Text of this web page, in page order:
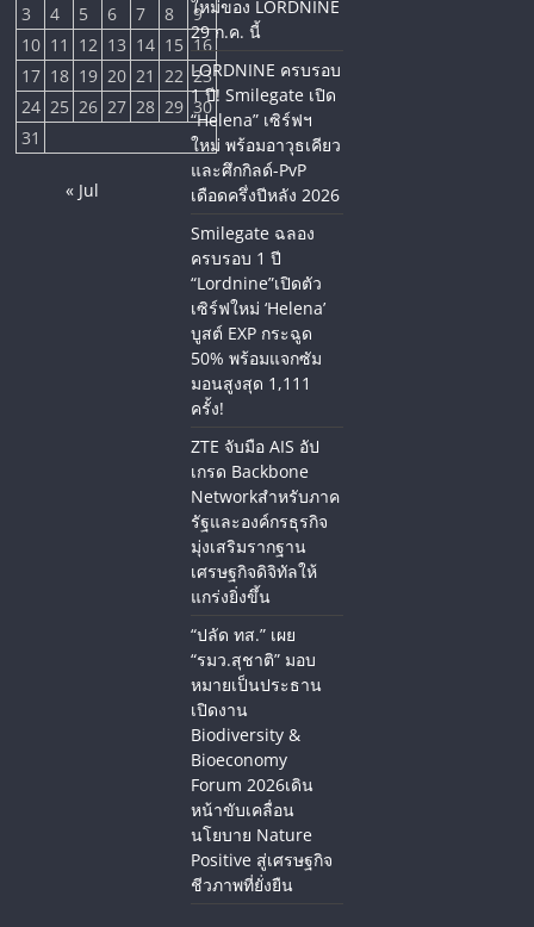
3
4 5 6 7 8
9
10 11 12 13 14 15 16
17 18 19 20 21 22 23
24 25 26 27 28 29 30
31
« Jul
ใหม่ของ LORDNINE
29 ก.ค. นี้
LORDNINE ครบรอบ
1 ปี! Smilegate เปิด
“Helena” เซิร์ฟฯ
ใหม่ พร้อมอาวุธเคียว
และศึกกิลด์-PvP
เดือดครึ่งปีหลัง 2026
Smilegate ฉลอง
ครบรอบ 1 ปี
“Lordnine”เปิดตัว
เซิร์ฟใหม่ ‘Helena’
บูสต์ EXP กระฉูด
50% พร้อมแจกซัม
มอนสูงสุด 1,111
ครั้ง!
ZTE จับมือ AIS อัป
เกรด Backbone
Networkสำหรับภาค
รัฐและองค์กรธุรกิจ
มุ่งเสริมรากฐาน
เศรษฐกิจดิจิทัลให้
แกร่งยิ่งขึ้น
“ปลัด ทส.” เผย
“รมว.สุชาติ” มอบ
หมายเป็นประธาน
เปิดงาน
Biodiversity &
Bioeconomy
Forum 2026เดิน
หน้าขับเคลื่อน
นโยบาย Nature
Positive สู่เศรษฐกิจ
ชีวภาพที่ยั่งยืน